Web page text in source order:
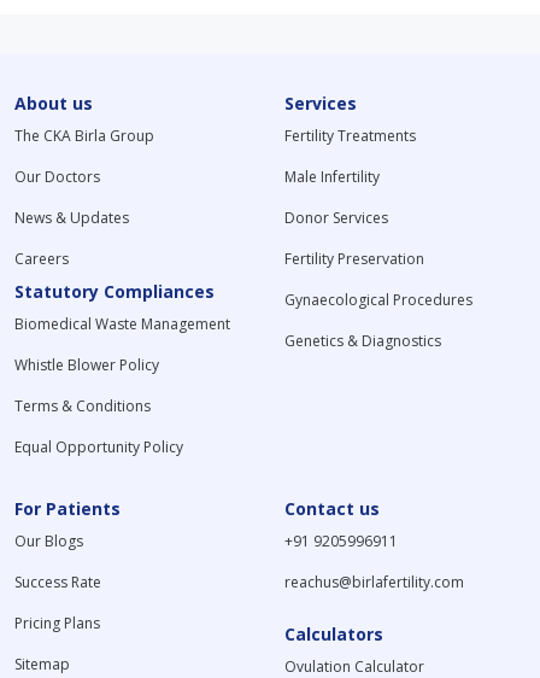
About us
The CKA Birla Group
Our Doctors
News & Updates
Careers
Statutory Compliances
Biomedical Waste Management
Whistle Blower Policy
Terms & Conditions
Equal Opportunity Policy
Services
Fertility Treatments
Male Infertility
Donor Services
Fertility Preservation
Gynaecological Procedures
Genetics & Diagnostics
For Patients
Our Blogs
Success Rate
Pricing Plans
Sitemap
Contact us
+91 9205996911
reachus@birlafertility.com
Calculators
Ovulation Calculator